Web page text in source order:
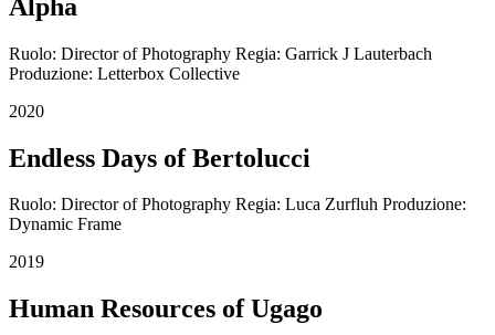
Alpha
Ruolo: Director of Photography Regia: Garrick J Lauterbach
Produzione: Letterbox Collective
2020
Endless Days of Bertolucci
Ruolo: Director of Photography Regia: Luca Zurfluh Produzione:
Dynamic Frame
2019
Human Resources of Ugago